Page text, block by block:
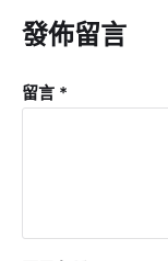
發佈留言
留言 *